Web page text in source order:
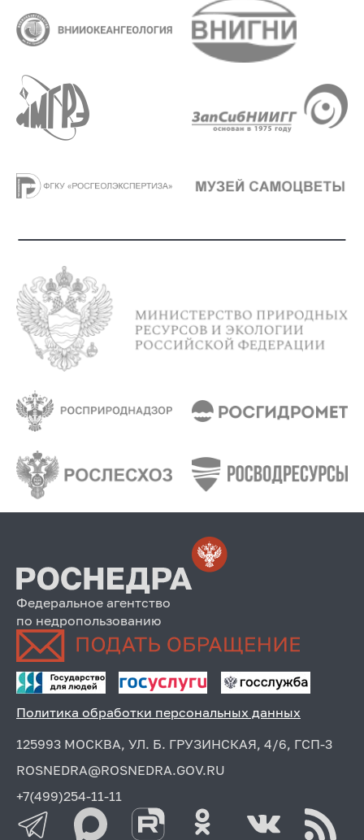
Федеральное агентство
по недропользованию
Политика обработки персональных данных
125993 МОСКВА, УЛ. Б. ГРУЗИНСКАЯ, 4/6, ГСП-3
ROSNEDRA@ROSNEDRA.GOV.RU
+7(499)254-11-11